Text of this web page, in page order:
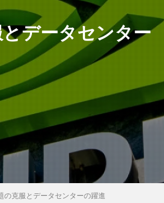
データセンター
克服とデータセンターの躍進